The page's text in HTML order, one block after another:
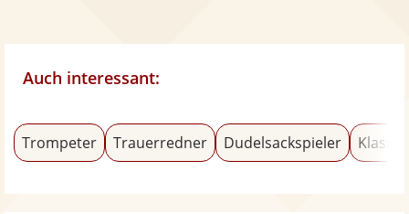
Auch interessant:
Trompeter Trauerredner Dudelsackspieler